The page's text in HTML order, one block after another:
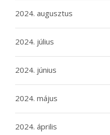
2024. augusztus
2024. július
2024. június
2024. május
2024. április